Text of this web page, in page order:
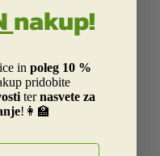
nakup!
in poleg 10 %
pridobite
ternasvete za
!👩‍🏫